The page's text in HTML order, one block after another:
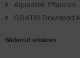
Aquaristik Pflanzen
GRATIS Download
Widerruf erklären